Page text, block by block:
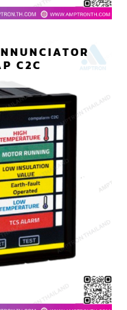
C2C